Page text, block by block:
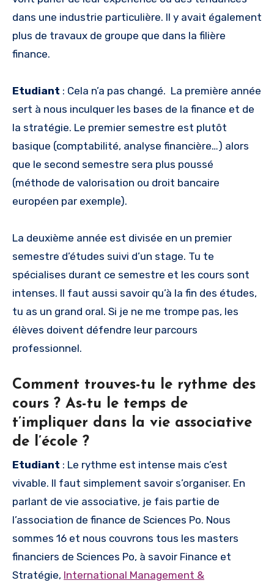
dans une industrie particulière. Il y avait également
plus de travaux de groupe que dans la filière
finance.
Etudiant : Cela n’a pas changé. La première année
sert à nous inculquer les bases de la finance et de
la stratégie. Le premier semestre est plutôt
basique (comptabilité, analyse financière…) alors
que le second semestre sera plus poussé
(méthode de valorisation ou droit bancaire
européen par exemple).
La deuxième année est divisée en un premier
semestre d’études suivi d’un stage. Tu te
spécialises durant ce semestre et les cours sont
intenses. Il faut aussi savoir qu’à la fin des études,
tu as un grand oral. Si je ne me trompe pas, les
élèves doivent défendre leur parcours
professionnel.
Comment trouves-tu le rythme des
cours ? As-tu le temps de
t’impliquer dans la vie associative
de l’école ?
Etudiant : Le rythme est intense mais c’est
vivable. Il faut simplement savoir s’organiser. En
parlant de vie associative, je fais partie de
l’association de finance de Sciences Po. Nous
sommes 16 et nous couvrons tous les masters
financiers de Sciences Po, à savoir Finance et
Stratégie, International Management &